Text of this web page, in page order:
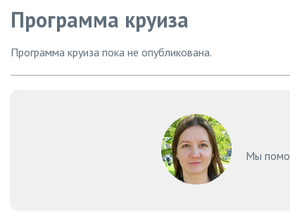
Программа круиза
Программа круиза пока не опубликована.
Мы